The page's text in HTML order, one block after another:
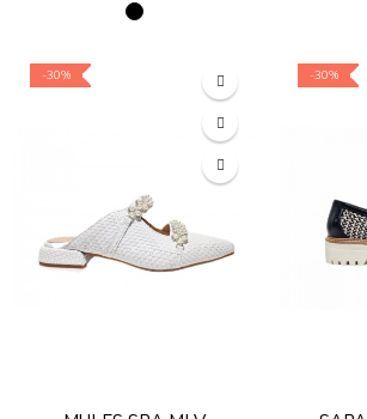
-30% -30%